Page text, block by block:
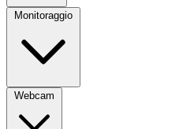
Monitoraggio
Webcam